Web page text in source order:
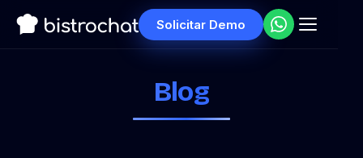
Solicitar Demo
Blog